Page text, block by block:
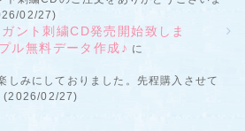
02/27)
ント刺繍CD発売開始致しま
ル無料データ作成♪ に
しみにしておりました。先程購入させて
(2026/02/27)